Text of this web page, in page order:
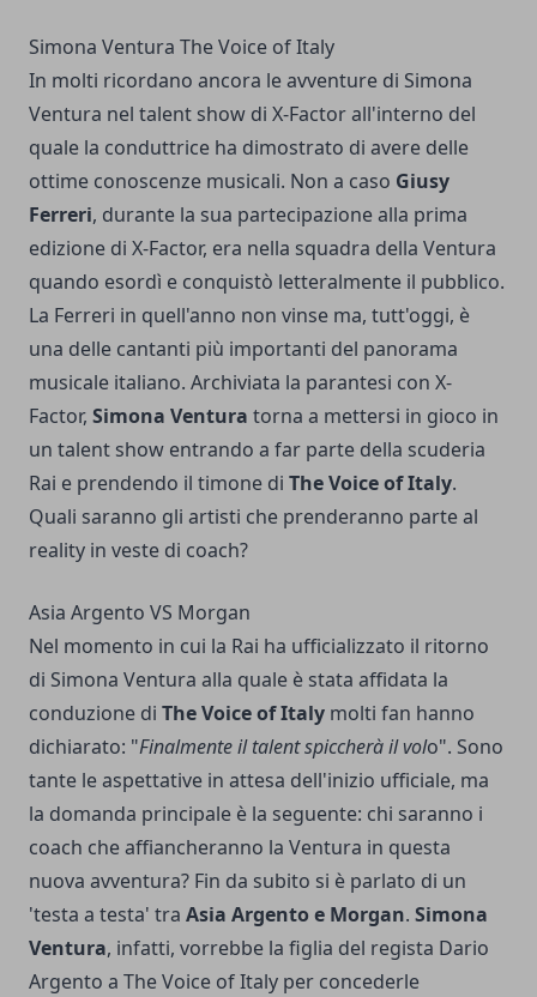
Simona Ventura The Voice of Italy
In molti ricordano ancora le avventure di Simona
Ventura nel talent show di X-Factor all'interno del
quale la conduttrice ha dimostrato di avere delle
ottime conoscenze musicali. Non a caso Giusy
Ferreri, durante la sua partecipazione alla prima
edizione di X-Factor, era nella squadra della Ventura
quando esordì e conquistò letteralmente il pubblico.
La Ferreri in quell'anno non vinse ma, tutt'oggi, è
una delle cantanti più importanti del panorama
musicale italiano. Archiviata la parantesi con X-
Factor, Simona Ventura torna a mettersi in gioco in
un talent show entrando a far parte della scuderia
Rai e prendendo il timone di The Voice of Italy.
Quali saranno gli artisti che prenderanno parte al
reality in veste di coach?
Asia Argento VS Morgan
Nel momento in cui la Rai ha ufficializzato il ritorno
di Simona Ventura alla quale è stata affidata la
conduzione di The Voice of Italy molti fan hanno
dichiarato: "Finalmente il talent spiccherà il volo". Sono
tante le aspettative in attesa dell'inizio ufficiale, ma
la domanda principale è la seguente: chi saranno i
coach che affiancheranno la Ventura in questa
nuova avventura? Fin da subito si è parlato di un
'testa a testa' tra Asia Argento e Morgan. Simona
Ventura, infatti, vorrebbe la figlia del regista Dario
Argento a The Voice of Italy per concederle